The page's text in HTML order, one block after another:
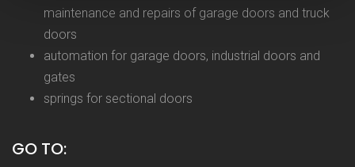
maintenance and repairs of garage doors and truck
doors
automation for garage doors, industrial doors and
gates
springs for sectional doors
GO TO: